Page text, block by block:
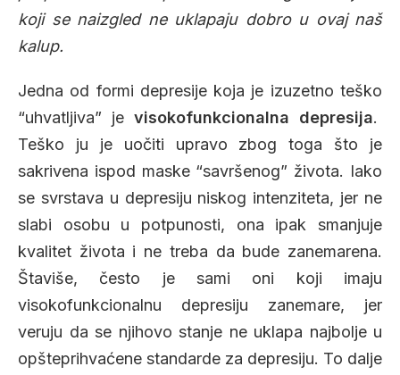
koji se naizgled ne uklapaju dobro u ovaj naš
kalup.
Jedna od formi depresije koja je izuzetno teško
“uhvatljiva” je visokofunkcionalna depresija.
Teško ju je uočiti upravo zbog toga što je
sakrivena ispod maske “savršenog” života. Iako
se svrstava u depresiju niskog intenziteta, jer ne
slabi osobu u potpunosti, ona ipak smanjuje
kvalitet života i ne treba da bude zanemarena.
Štaviše, često je sami oni koji imaju
visokofunkcionalnu depresiju zanemare, jer
veruju da se njihovo stanje ne uklapa najbolje u
opšteprihvaćene standarde za depresiju. To dalje